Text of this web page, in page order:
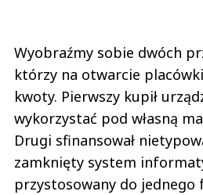
Wyobraźmy sobie dwóch
którzy na otwarcie
kwoty. Pierwszy kupił
wykorzystać pod własną
Drugi sfinansował
zamknięty system
przystosowany do jednego